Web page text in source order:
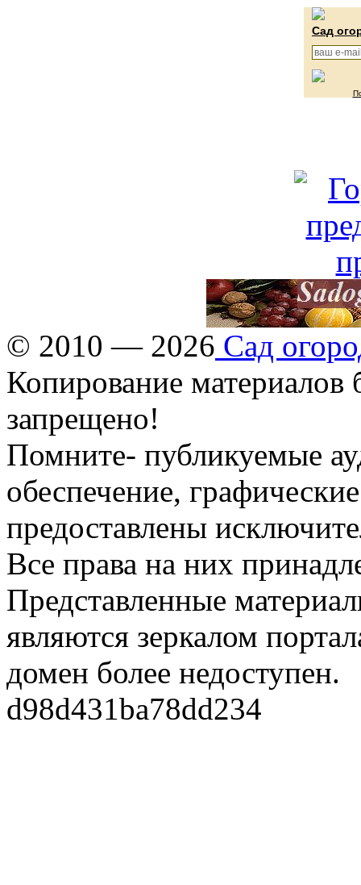
Сад
© 2010 — 2026 Сад
Копирование материалов
запрещено!
Помните- публикуемые
обеспечение,
предоставлены
Все права на них
Представленные
являются зеркалом
домен более недоступен.
d98d431ba78dd234